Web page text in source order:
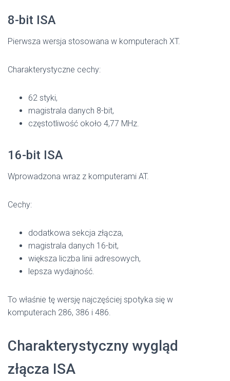
8-bit ISA
Pierwsza wersja stosowana w komputerach XT.
Charakterystyczne cechy:
62 styki,
magistrala danych 8-bit,
częstotliwość około 4,77 MHz.
16-bit ISA
Wprowadzona wraz z komputerami AT.
Cechy:
dodatkowa sekcja złącza,
magistrala danych 16-bit,
większa liczba linii adresowych,
lepsza wydajność.
To właśnie tę wersję najczęściej spotyka się w
komputerach 286, 386 i 486.
Charakterystyczny wygląd
złącza ISA